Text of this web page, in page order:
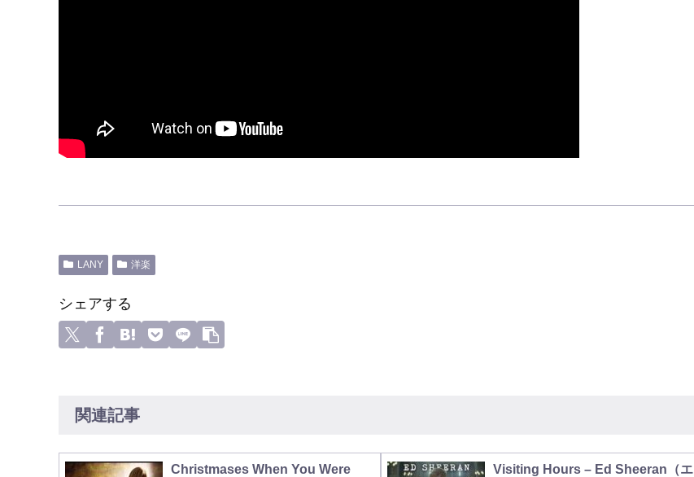
LANY 洋楽
シェアする
関連記事
Christmases When You Were
Visiting Hours – Ed Sheeran（エ